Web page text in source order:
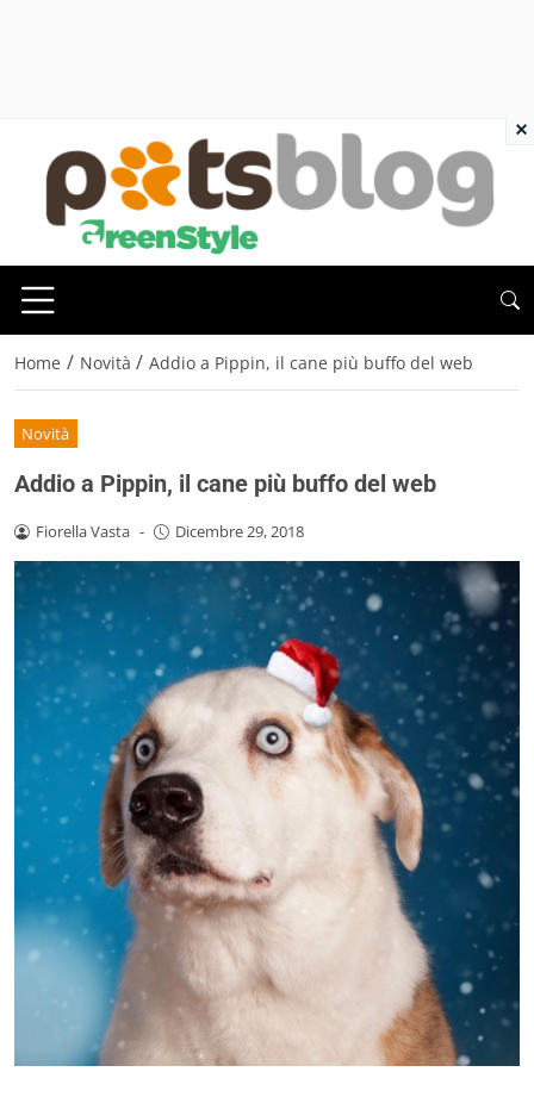
Home / Novità / Addio a Pippin, il cane più buffo del web
Novità
Addio a Pippin, il cane più buffo del web
Fiorella Vasta - Dicembre 29, 2018
×